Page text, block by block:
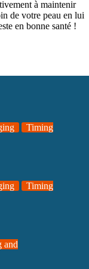
à maintenir
de votre peau en lui
en bonne santé !
Timing
Timing
and